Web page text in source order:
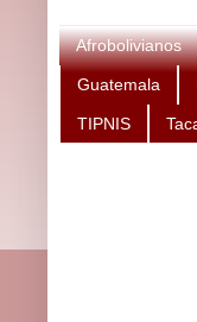
Afrobolivianos
Guatemala
TIPNIS